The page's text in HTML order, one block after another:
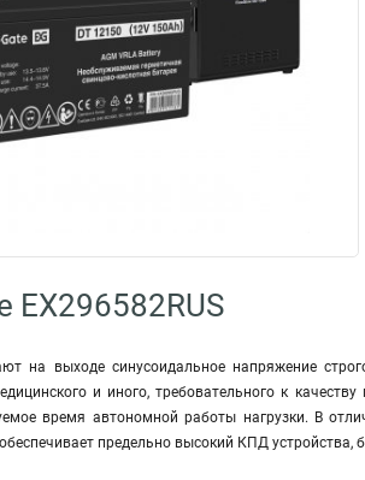
EX296582RUS
на выходе синусоидальное напряжение
и иного, требовательного к
время автономной работы нагрузки. В
предельно высокий КПД устройства,